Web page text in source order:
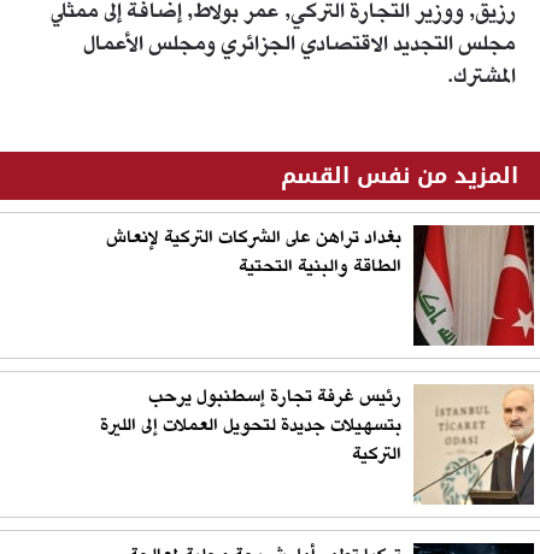
رزيق, ووزير التجارة التركي, عمر بولاط, إضافة إلى ممثلي
مجلس التجديد الاقتصادي الجزائري ومجلس الأعمال
المشترك.
المزيد من نفس القسم
بغداد تراهن على الشركات التركية لإنعاش
الطاقة والبنية التحتية
رئيس غرفة تجارة إسطنبول يرحب
بتسهيلات جديدة لتحويل العملات إلى الليرة
التركية